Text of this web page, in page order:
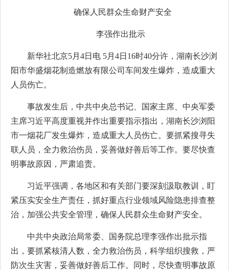
确保人民群众生命财产安全
李强作出批示
新华社北京5月4日电 5月4日16时40分许，湖南长沙浏
阳市华盛烟花制造燃放有限公司车间发生爆炸，造成重大
人员伤亡。
事故发生后，中共中央总书记、国家主席、中央军委
主席习近平高度重视并作出重要指示指出，湖南长沙浏阳
市一烟花厂发生爆炸，造成重大人员伤亡。要抓紧搜寻失
联人员，全力救治伤员，妥善做好善后等工作。要尽快查
明事故原因，严肃追责。
习近平强调，各地区和有关部门要深刻汲取教训，盯
紧压实安全生产责任，抓好重点行业领域风险隐患排查整
治，加强公共安全管理，确保人民群众生命财产安全。
中共中央政治局常委、国务院总理李强作出批示指
出，要抓紧核清人数，全力救治伤员，科学组织搜救，严
防次生灾害，妥善做好善后工作。同时，尽快查明事故原